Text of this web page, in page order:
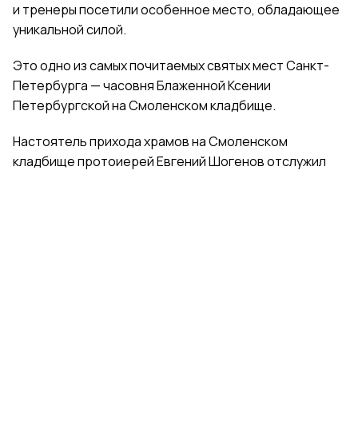
и тренеры посетили особенное место, обладающее
уникальной силой.
Это одно из самых почитаемых святых мест Санкт-
Петербурга — часовня Блаженной Ксении
Петербургской на Смоленском кладбище.
Настоятель прихода храмов на Смоленском
кладбище протоиерей Евгений Шогенов отслужил